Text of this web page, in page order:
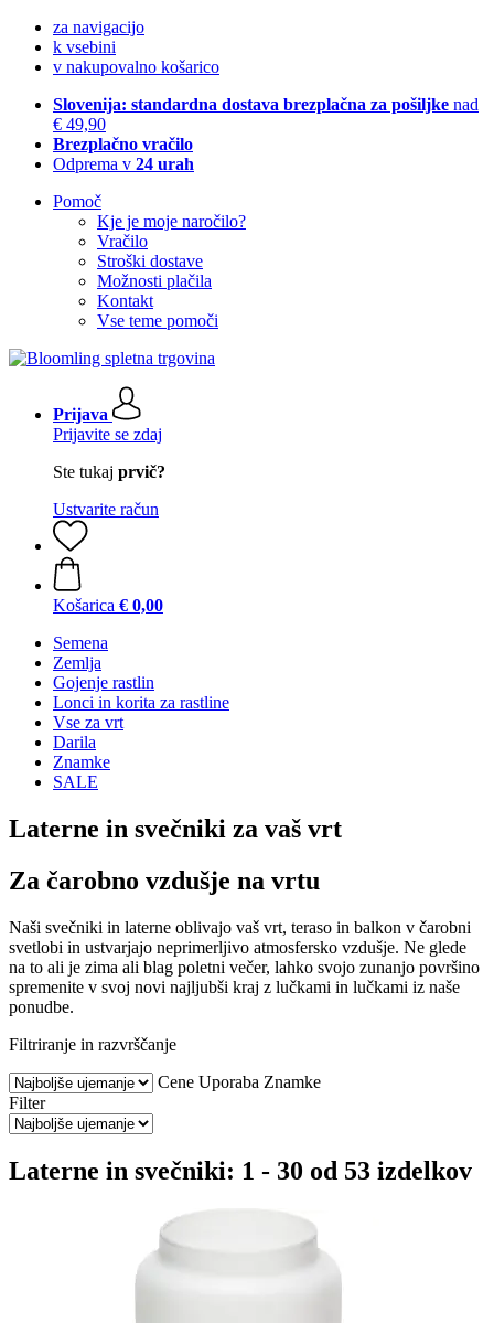
za navigacijo
k vsebini
v nakupovalno košarico
Slovenija: standardna dostava brezplačna za pošiljke nad
€ 49,90
Brezplačno vračilo
Odprema v 24 urah
Pomoč
Kje je moje naročilo?
Vračilo
Stroški dostave
Možnosti plačila
Kontakt
Vse teme pomoči
Prijava
Prijavite se zdaj
Ste tukaj prvič?
Ustvarite račun
Košarica € 0,00
Semena
Zemlja
Gojenje rastlin
Lonci in korita za rastline
Vse za vrt
Darila
Znamke
SALE
Laterne in svečniki za vaš vrt
Za čarobno vzdušje na vrtu
Naši svečniki in laterne oblivajo vaš vrt, teraso in balkon v čarobni
svetlobi in ustvarjajo neprimerljivo atmosfersko vzdušje. Ne glede
na to ali je zima ali blag poletni večer, lahko svojo zunanjo površino
spremenite v svoj novi najljubši kraj z lučkami in lučkami iz naše
ponudbe.
Filtriranje in razvrščanje
Cene Uporaba Znamke
Filter
Laterne in svečniki: 1 - 30 od 53 izdelkov